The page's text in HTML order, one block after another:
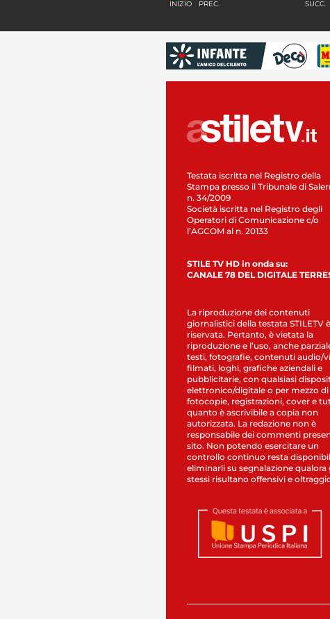
INIZIO PREC. SUCC.
Testata iscritta nel Registro della
Stampa presso il Tribunale di
n. 34/2009
Società iscritta nel Registro degli
Operatori di Comunicazione c/o
l’AGCOM al n. 20133
STILE TV HD in onda su:
CANALE 78 DEL DIGITALE
La riproduzione dei contenuti
giornalistici della testata STILETV è
riservata. Pertanto, è vietata la
riproduzione e l’uso, anche
testi, fotografie, contenuti audio/
filmati, loghi, grafiche aziendali e
pubblicitarie, con qualsiasi
elettronico/digitale o per mezzo di
fotocopie, registrazioni, cover e
quanto è ascrivibile a copia non
autorizzata. La redazione non è
responsabile dei commenti
sito. Non potendo esercitare un
controllo continuo resta
eliminarli su segnalazione qualora
stessi risultano offensivi e